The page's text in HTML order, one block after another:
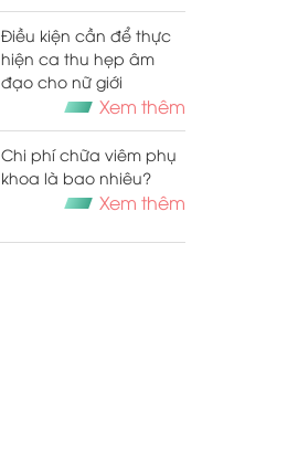
Điều kiện cần để thực
hiện ca thu hẹp âm
đạo cho nữ giới
Xem thêm
Chi phí chữa viêm phụ
khoa là bao nhiêu?
Xem thêm